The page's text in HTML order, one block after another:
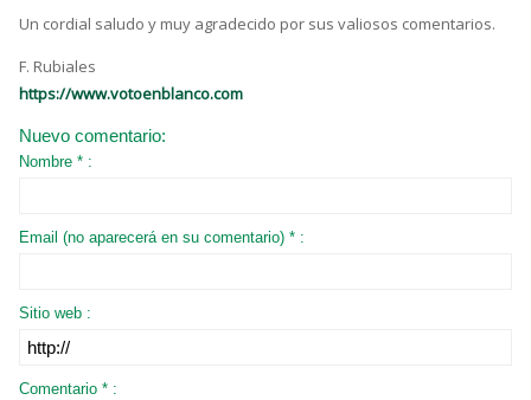
Un cordial saludo y muy agradecido por sus valiosos comentarios.
F. Rubiales
https://www.votoenblanco.com
Nuevo comentario:
Nombre * :
Email (no aparecerá en su comentario) * :
Sitio web :
Comentario * :